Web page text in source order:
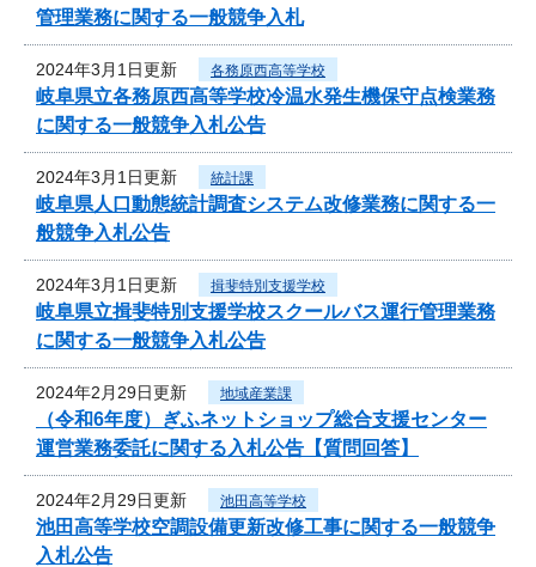
管理業務に関する一般競争入札
2024年3月1日更新 各務原西高等学校
岐阜県立各務原西高等学校冷温水発生機保守点検業務
に関する一般競争入札公告
2024年3月1日更新 統計課
岐阜県人口動態統計調査システム改修業務に関する一
般競争入札公告
2024年3月1日更新 揖斐特別支援学校
岐阜県立揖斐特別支援学校スクールバス運行管理業務
に関する一般競争入札公告
2024年2月29日更新 地域産業課
（令和6年度）ぎふネットショップ総合支援センター
運営業務委託に関する入札公告【質問回答】
2024年2月29日更新 池田高等学校
池田高等学校空調設備更新改修工事に関する一般競争
入札公告